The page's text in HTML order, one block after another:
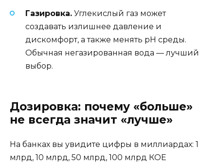
Газировка. Углекислый газ может
создавать излишнее давление и
дискомфорт, а также менять pH среды.
Обычная негазированная вода — лучший
выбор.
Дозировка: почему «больше»
не всегда значит «лучше»
На банках вы увидите цифры в миллиардах: 1
млрд, 10 млрд, 50 млрд, 100 млрд КОЕ